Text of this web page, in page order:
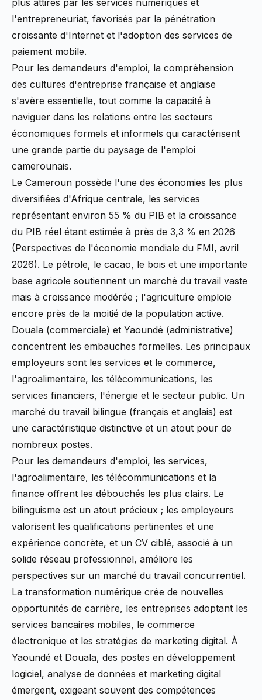
plus attirés par les services numériques et
l'entrepreneuriat, favorisés par la pénétration
croissante d'Internet et l'adoption des services de
paiement mobile.
Pour les demandeurs d'emploi, la compréhension
des cultures d'entreprise française et anglaise
s'avère essentielle, tout comme la capacité à
naviguer dans les relations entre les secteurs
économiques formels et informels qui caractérisent
une grande partie du paysage de l'emploi
camerounais.
Le Cameroun possède l'une des économies les plus
diversifiées d'Afrique centrale, les services
représentant environ 55 % du PIB et la croissance
du PIB réel étant estimée à près de 3,3 % en 2026
(Perspectives de l'économie mondiale du FMI, avril
2026). Le pétrole, le cacao, le bois et une importante
base agricole soutiennent un marché du travail vaste
mais à croissance modérée ; l'agriculture emploie
encore près de la moitié de la population active.
Douala (commerciale) et Yaoundé (administrative)
concentrent les embauches formelles. Les principaux
employeurs sont les services et le commerce,
l'agroalimentaire, les télécommunications, les
services financiers, l'énergie et le secteur public. Un
marché du travail bilingue (français et anglais) est
une caractéristique distinctive et un atout pour de
nombreux postes.
Pour les demandeurs d'emploi, les services,
l'agroalimentaire, les télécommunications et la
finance offrent les débouchés les plus clairs. Le
bilinguisme est un atout précieux ; les employeurs
valorisent les qualifications pertinentes et une
expérience concrète, et un CV ciblé, associé à un
solide réseau professionnel, améliore les
perspectives sur un marché du travail concurrentiel.
La transformation numérique crée de nouvelles
opportunités de carrière, les entreprises adoptant les
services bancaires mobiles, le commerce
électronique et les stratégies de marketing digital. À
Yaoundé et Douala, des postes en développement
logiciel, analyse de données et marketing digital
émergent, exigeant souvent des compétences